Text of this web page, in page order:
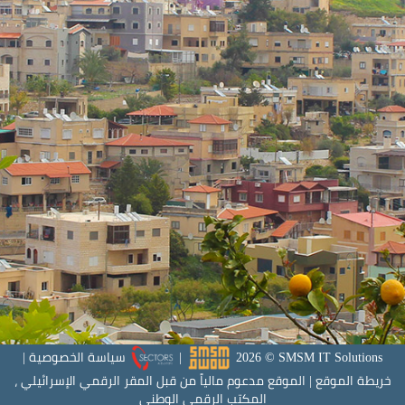
SMSM IT Solutions
©
2026
| سياسة الخصوصية|
خريطة الموقع| الموقع مدعوم مالياً من قبل المقر الرقمي الإسرائيلي ،
المكتب الرقمي الوطني